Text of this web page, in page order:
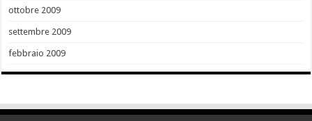
ottobre 2009
settembre 2009
febbraio 2009